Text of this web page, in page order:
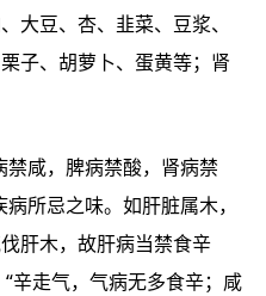
大豆、杏、韭菜、豆浆、
子、胡萝卜、蛋黄等；肾
咸，脾病禁酸，肾病禁
所忌之味。如肝脏属木，
肝木，故肝病当禁食辛
辛走气，气病无多食辛；咸